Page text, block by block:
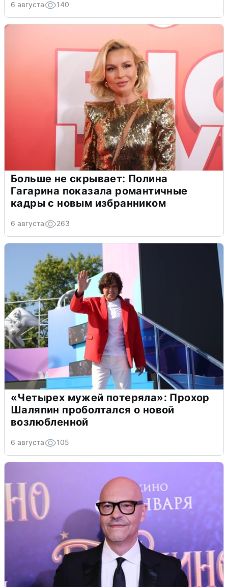
6 августа 140
Больше не скрывает: Полина
Гагарина показала романтичные
кадры с новым избранником
6 августа 263
«Четырех мужей потеряла»: Прохор
Шаляпин проболтался о новой
возлюбленной
6 августа 105